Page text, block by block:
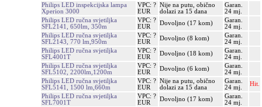
Philips LED inspekcijska lampa
Xperion 3000
VPC: ?
EUR
Nije na putu, obično
dolazi za 15 dana
Garan.
24 mj.
Philips LED ručna svjetiljka
SFL2141, 650lm, 350m
VPC: ?
EUR
Dovoljno (17 kom)
Garan.
24 mj.
Philips LED ručna svjetiljka
SFL2143, 770 lm,950m
VPC: ?
EUR
Dovoljno (8 kom)
Garan.
24 mj.
Philips LED ručna svjetiljka
SFL4001T
VPC: ?
EUR
Dovoljno (18 kom)
Garan.
24 mj.
Philips LED ručna svjetiljka
SFL5102, 2200lm,1200m
VPC: ?
EUR
Dovoljno (6 kom)
Garan.
24 mj.
Philips LED ručna svjetiljka
SFL5141, 1500 lm,660m
VPC: ?
EUR
Nije na putu, obično
dolazi za 15 dana
Garan.
24 mj.
Hit.
Philips LED ručna svjetiljka
SFL7001T
VPC: ?
EUR
Dovoljno (17 kom)
Garan.
24 mj.